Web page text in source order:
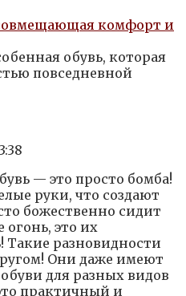
комфорт и
обувь, которая
повседневной
— это просто бомба!
руки, что создают
божественно сидит
огонь, это их
Такие разновидности
Они даже имеют
для разных видов
практичный и